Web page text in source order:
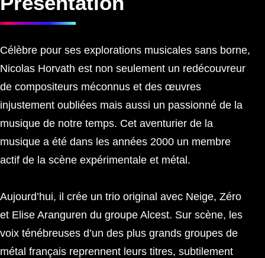
Célèbre pour ses explorations musicales sans borne,
Nicolas Horvath est non seulement un redécouvreur
de compositeurs méconnus et des œuvres
injustement oubliées mais aussi un passionné de la
musique de notre temps. Cet aventurier de la
musique a été dans les années 2000 un membre
actif de la scène expérimentale et métal.
Aujourd’hui, il crée un trio original avec Neige, Zéro
et Elise Aranguren du groupe Alcest. Sur scène, les
voix ténébreuses d’un des plus grands groupes de
métal français reprennent leurs titres, subtilement